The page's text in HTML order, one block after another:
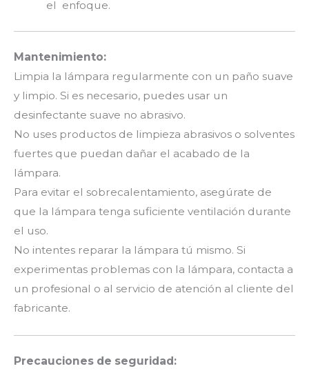
el enfoque.
Mantenimiento:
Limpia la lámpara regularmente con un paño suave
y limpio. Si es necesario, puedes usar un
desinfectante suave no abrasivo.
No uses productos de limpieza abrasivos o solventes
fuertes que puedan dañar el acabado de la
lámpara.
Para evitar el sobrecalentamiento, asegúrate de
que la lámpara tenga suficiente ventilación durante
el uso.
No intentes reparar la lámpara tú mismo. Si
experimentas problemas con la lámpara, contacta a
un profesional o al servicio de atención al cliente del
fabricante.
Precauciones de seguridad: